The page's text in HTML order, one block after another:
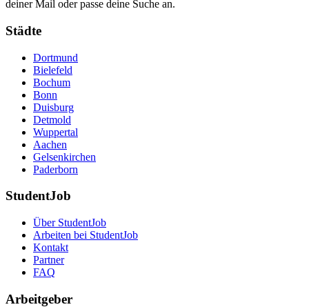
deiner Mail oder passe deine Suche an.
Städte
Dortmund
Bielefeld
Bochum
Bonn
Duisburg
Detmold
Wuppertal
Aachen
Gelsenkirchen
Paderborn
StudentJob
Über StudentJob
Arbeiten bei StudentJob
Kontakt
Partner
FAQ
Arbeitgeber